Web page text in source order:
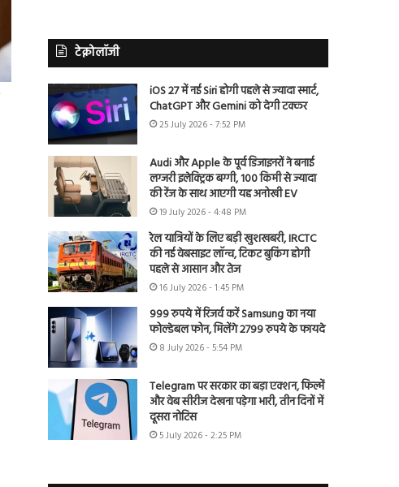
टेक्नोलॉजी
iOS 27 में नई Siri होगी पहले से ज्यादा स्मार्ट,
ChatGPT और Gemini को देगी टक्कर
25 July 2026 - 7:52 PM
Audi और Apple के पूर्व डिजाइनरों ने बनाई
लग्जरी इलेक्ट्रिक बग्गी, 100 किमी से ज्यादा
की रेंज के साथ आएगी यह अनोखी EV
19 July 2026 - 4:48 PM
रेल यात्रियों के लिए बड़ी खुशखबरी, IRCTC
की नई वेबसाइट लॉन्च, टिकट बुकिंग होगी
पहले से आसान और तेज
16 July 2026 - 1:45 PM
999 रुपये में रिजर्व करें Samsung का नया
फोल्डेबल फोन, मिलेंगे 2799 रुपये के फायदे
8 July 2026 - 5:54 PM
Telegram पर सरकार का बड़ा एक्शन, फिल्में
और वेब सीरीज देखना पड़ेगा भारी, तीन दिनों में
दूसरा नोटिस
5 July 2026 - 2:25 PM